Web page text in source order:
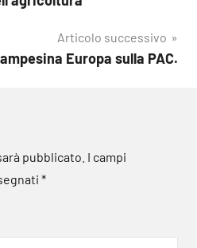
Articolo successivo
Europa sulla PAC.
pubblicato. I campi
*